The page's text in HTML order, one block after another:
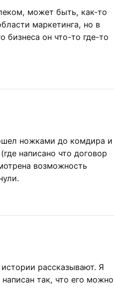
может быть, как-то
маркетинга, но в
бизнеса он что-то где-то
ножками до комдира и
написано что договор
возможность
рассказывают. Я
так, что его можно